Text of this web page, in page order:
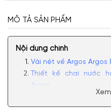
MÔ TẢ SẢN PHẨM
Nội dung chính
Vài nét về Argos Argos
Thiết kế chai nước
Argos